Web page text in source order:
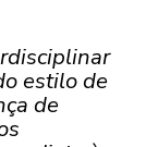
estilo de
de